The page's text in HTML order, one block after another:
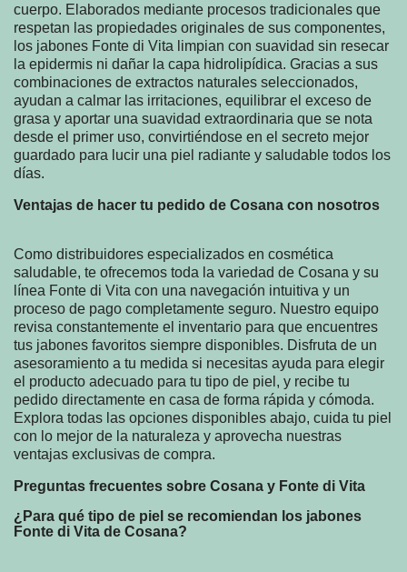
cuerpo. Elaborados mediante procesos tradicionales que
respetan las propiedades originales de sus componentes,
los jabones Fonte di Vita limpian con suavidad sin resecar
la epidermis ni dañar la capa hidrolipídica. Gracias a sus
combinaciones de extractos naturales seleccionados,
ayudan a calmar las irritaciones, equilibrar el exceso de
grasa y aportar una suavidad extraordinaria que se nota
desde el primer uso, convirtiéndose en el secreto mejor
guardado para lucir una piel radiante y saludable todos los
días.
Ventajas de hacer tu pedido de Cosana con nosotros
Como distribuidores especializados en cosmética
saludable, te ofrecemos toda la variedad de Cosana y su
línea Fonte di Vita con una navegación intuitiva y un
proceso de pago completamente seguro. Nuestro equipo
revisa constantemente el inventario para que encuentres
tus jabones favoritos siempre disponibles. Disfruta de un
asesoramiento a tu medida si necesitas ayuda para elegir
el producto adecuado para tu tipo de piel, y recibe tu
pedido directamente en casa de forma rápida y cómoda.
Explora todas las opciones disponibles abajo, cuida tu piel
con lo mejor de la naturaleza y aprovecha nuestras
ventajas exclusivas de compra.
Preguntas frecuentes sobre Cosana y Fonte di Vita
¿Para qué tipo de piel se recomiendan los jabones
Fonte di Vita de Cosana?